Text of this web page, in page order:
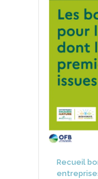
Recueil